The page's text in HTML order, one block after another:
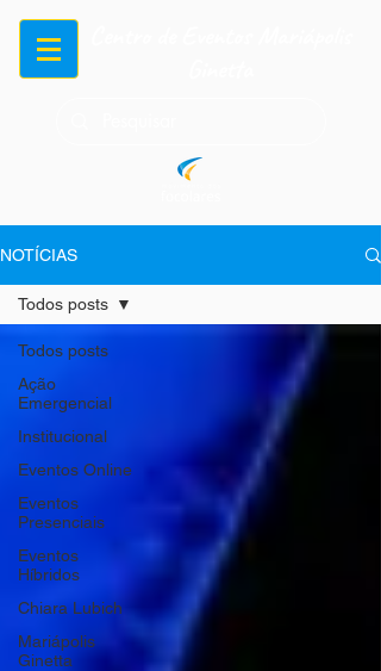
NOTÍCIAS
Todos posts
Ação
Emergencial
Institucional
Eventos Online
Eventos
Presenciais
Eventos
Híbridos
Chiara Lubich
Mariápolis
Ginetta
Todos posts